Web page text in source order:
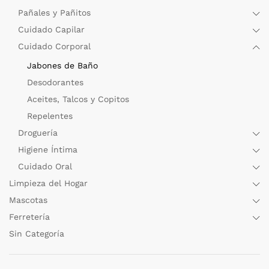
Pañales y Pañitos
Cuidado Capilar
Cuidado Corporal
Jabones de Baño
Desodorantes
Aceites, Talcos y Copitos
Repelentes
Droguería
Higiene Íntima
Cuidado Oral
Limpieza del Hogar
Mascotas
Ferretería
Sin Categoría